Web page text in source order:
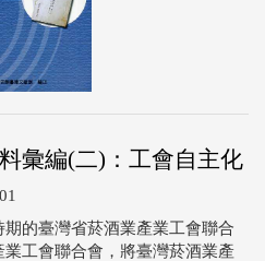
彙編(二)：工會自主化
的臺灣省菸酒業產業工會聯合
工會聯合會，將臺灣菸酒業產